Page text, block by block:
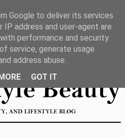
Google to deliver its services
IP address and user-agent are
performance and security
service, generate usage
address abuse.
GOT IT